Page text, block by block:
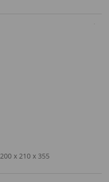
200 х 210 х 355